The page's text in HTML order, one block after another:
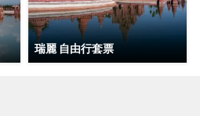
瑞麗 自由行套票